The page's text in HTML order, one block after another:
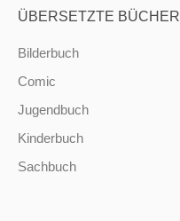
ÜBERSETZTE BÜCHER
Bilderbuch
Comic
Jugendbuch
Kinderbuch
Sachbuch